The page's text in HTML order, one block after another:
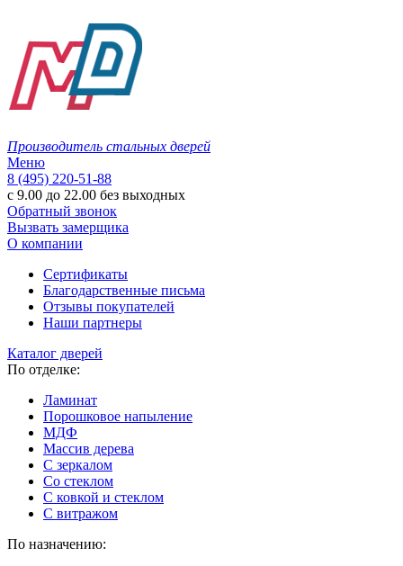
Производитель стальных дверей
Меню
8 (495) 220-51-88
с 9.00 до 22.00 без выходных
Обратный звонок
Вызвать замерщика
О компании
Сертификаты
Благодарственные письма
Отзывы покупателей
Наши партнеры
Каталог дверей
По отделке:
Ламинат
Порошковое напыление
МДФ
Массив дерева
С зеркалом
Со стеклом
С ковкой и стеклом
С витражом
По назначению: